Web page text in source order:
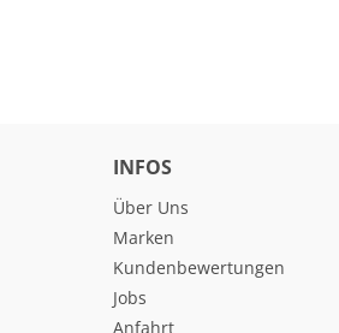
INFOS
Über Uns
Marken
Kundenbewertungen
Jobs
Anfahrt